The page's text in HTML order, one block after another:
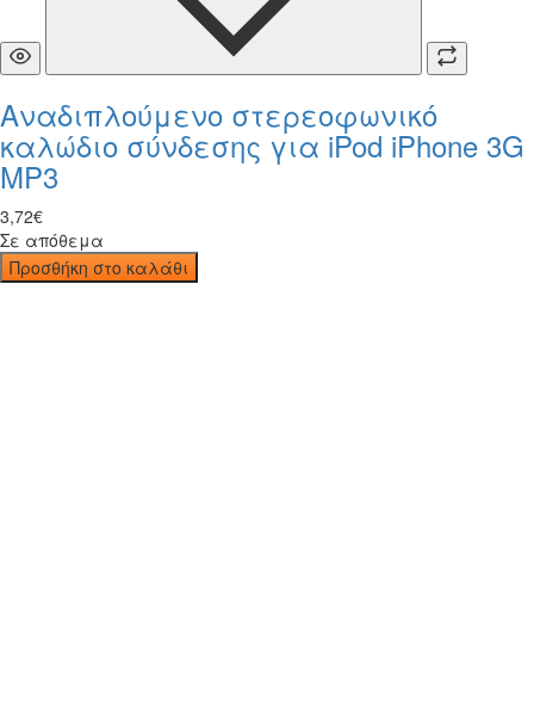
Αναδιπλούμενο στερεοφωνικό
καλώδιο σύνδεσης για iPod iPhone 3G
MP3
3,72€
Σε απόθεμα
Προσθήκη στο καλάθι